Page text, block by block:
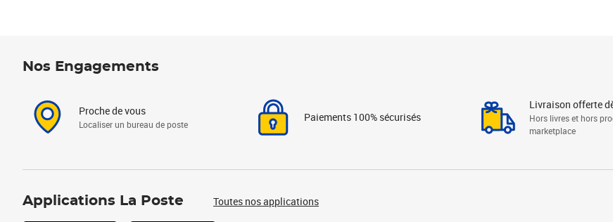
Nos Engagements
Proche de vous
Localiser un bureau de poste
Paiements 100% sécurisés
Livraison offerte
Hors livres et hors
marketplace
Applications La Poste Toutes nos applications